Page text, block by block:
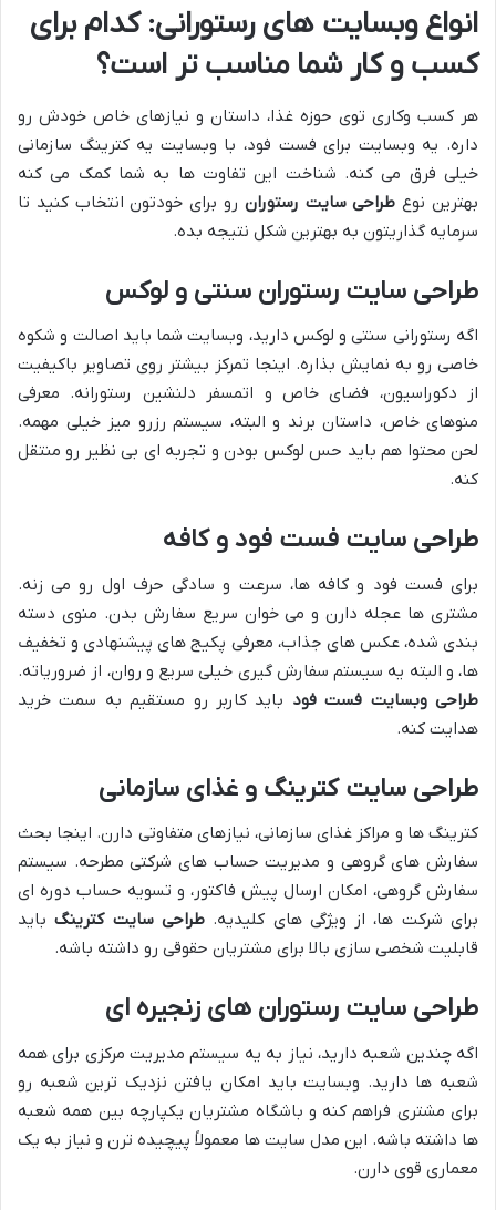
انواع وبسایت های رستورانی: کدام برای
کسب و کار شما مناسب تر است؟
هر کسب وکاری توی حوزه غذا، داستان و نیازهای خاص خودش رو
داره. یه وبسایت برای فست فود، با وبسایت یه کترینگ سازمانی
خیلی فرق می کنه. شناخت این تفاوت ها به شما کمک می کنه
بهترین نوع طراحی سایت رستوران رو برای خودتون انتخاب کنید تا
سرمایه گذاریتون به بهترین شکل نتیجه بده.
طراحی سایت رستوران سنتی و لوکس
اگه رستورانی سنتی و لوکس دارید، وبسایت شما باید اصالت و شکوه
خاصی رو به نمایش بذاره. اینجا تمرکز بیشتر روی تصاویر باکیفیت
از دکوراسیون، فضای خاص و اتمسفر دلنشین رستورانه. معرفی
منوهای خاص، داستان برند و البته، سیستم رزرو میز خیلی مهمه.
لحن محتوا هم باید حس لوکس بودن و تجربه ای بی نظیر رو منتقل
کنه.
طراحی سایت فست فود و کافه
برای فست فود و کافه ها، سرعت و سادگی حرف اول رو می زنه.
مشتری ها عجله دارن و می خوان سریع سفارش بدن. منوی دسته
بندی شده، عکس های جذاب، معرفی پکیج های پیشنهادی و تخفیف
ها، و البته یه سیستم سفارش گیری خیلی سریع و روان، از ضروریاته.
طراحی وبسایت فست فود باید کاربر رو مستقیم به سمت خرید
هدایت کنه.
طراحی سایت کترینگ و غذای سازمانی
کترینگ ها و مراکز غذای سازمانی، نیازهای متفاوتی دارن. اینجا بحث
سفارش های گروهی و مدیریت حساب های شرکتی مطرحه. سیستم
سفارش گروهی، امکان ارسال پیش فاکتور، و تسویه حساب دوره ای
برای شرکت ها، از ویژگی های کلیدیه.طراحی سایت کترینگباید
قابلیت شخصی سازی بالا برای مشتریان حقوقی رو داشته باشه.
طراحی سایت رستوران های زنجیره ای
اگه چندین شعبه دارید، نیاز به یه سیستم مدیریت مرکزی برای همه
شعبه ها دارید. وبسایت باید امکان یافتن نزدیک ترین شعبه رو
برای مشتری فراهم کنه و باشگاه مشتریان یکپارچه بین همه شعبه
ها داشته باشه. این مدل سایت ها معمولاً پیچیده ترن و نیاز به یک
معماری قوی دارن.